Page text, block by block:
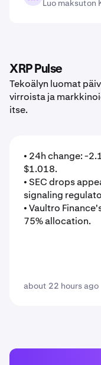
Luo maksuton
XRP Pulse
Tekoälyn luomat
virroista ja
itse.
• 24h change: -
$1.018.
• SEC drops
signaling
• Vaultro
75% allocation.
about 22 hours ago